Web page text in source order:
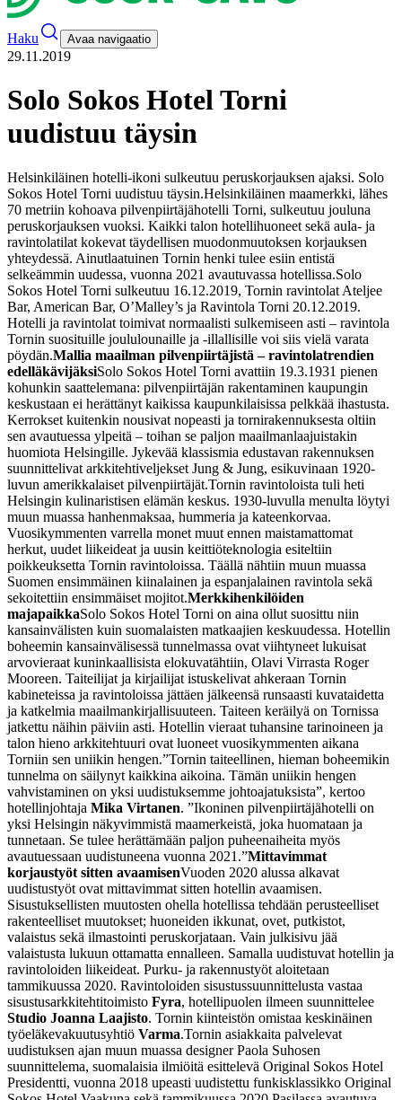
Haku Avaa navigaatio
29.11.2019
Solo Sokos Hotel Torni
uudistuu täysin
Helsinkiläinen hotelli-ikoni sulkeutuu peruskorjauksen ajaksi. Solo
Sokos Hotel Torni uudistuu täysin.Helsinkiläinen maamerkki, lähes
70 metriin kohoava pilvenpiirtäjähotelli Torni, sulkeutuu jouluna
peruskorjauksen vuoksi. Kaikki talon hotellihuoneet sekä aula- ja
ravintolatilat kokevat täydellisen muodonmuutoksen korjauksen
yhteydessä. Ainutlaatuinen Tornin henki tulee esiin entistä
selkeämmin uudessa, vuonna 2021 avautuvassa hotellissa.Solo
Sokos Hotel Torni sulkeutuu 16.12.2019, Tornin ravintolat Ateljee
Bar, American Bar, O’Malley’s ja Ravintola Torni 20.12.2019.
Hotelli ja ravintolat toimivat normaalisti sulkemiseen asti – ravintola
Tornin suosituille joululounaille ja -illallisille voi siis vielä varata
pöydän.Mallia maailman pilvenpiirtäjistä – ravintolatrendien
edelläkävijäksiSolo Sokos Hotel Torni avattiin 19.3.1931 pienen
kohunkin saattelemana: pilvenpiirtäjän rakentaminen kaupungin
keskustaan ei herättänyt kaikissa kaupunkilaisissa pelkkää ihastusta.
Kerrokset kuitenkin nousivat nopeasti ja tornirakennuksesta oltiin
sen avautuessa ylpeitä – toihan se paljon maailmanlaajuistakin
huomiota Helsingille. Jykevää klassismia edustavan rakennuksen
suunnittelivat arkkitehtiveljekset Jung & Jung, esikuvinaan 1920-
luvun amerikkalaiset pilvenpiirtäjät.Tornin ravintoloista tuli heti
Helsingin kulinaristisen elämän keskus. 1930-luvulla menulta löytyi
muun muassa hanhenmaksaa, hummeria ja kateenkorvaa.
Vuosikymmenten varrella monet muut ennen maistamattomat
herkut, uudet liikeideat ja uusin keittiöteknologia esiteltiin
poikkeuksetta Tornin ravintoloissa. Täällä nähtiin muun muassa
Suomen ensimmäinen kiinalainen ja espanjalainen ravintola sekä
sekoitettiin ensimmäiset mojitot.Merkkihenkilöiden
majapaikkaSolo Sokos Hotel Torni on aina ollut suosittu niin
kansainvälisten kuin suomalaisten matkaajien keskuudessa. Hotellin
boheemin kansainvälisessä tunnelmassa ovat viihtyneet lukuisat
arvovieraat kuninkaallisista elokuvatähtiin, Olavi Virrasta Roger
Mooreen. Taiteilijat ja kirjailijat istuskelivat ahkeraan Tornin
kabineteissa ja ravintoloissa jättäen jälkeensä runsaasti kuvataidetta
ja katkelmia maailmankirjallisuuteen. Taiteen keräilyä on Tornissa
jatkettu näihin päiviin asti. Hotellin vieraat tuhansine tarinoineen ja
talon hieno arkkitehtuuri ovat luoneet vuosikymmenten aikana
Torniin sen uniikin hengen.”Tornin taiteellinen, hieman boheemikin
tunnelma on säilynyt kaikkina aikoina. Tämän uniikin hengen
vahvistaminen on yksi uudistuksemme johtoajatuksista”, kertoo
hotellinjohtaja Mika Virtanen. ”Ikoninen pilvenpiirtäjähotelli on
yksi Helsingin näkyvimmistä maamerkeistä, joka huomataan ja
tunnetaan. Se tulee herättämään paljon puheenaiheita myös
avautuessaan uudistuneena vuonna 2021.”Mittavimmat
korjaustyöt sitten avaamisenVuoden 2020 alussa alkavat
uudistustyöt ovat mittavimmat sitten hotellin avaamisen.
Sisustuksellisten muutosten ohella hotellissa tehdään perusteelliset
rakenteelliset muutokset; huoneiden ikkunat, ovet, putkistot,
valaistus sekä ilmastointi peruskorjataan. Vain julkisivu jää
valaistusta lukuun ottamatta ennalleen. Samalla uudistuvat hotellin ja
ravintoloiden liikeideat. Purku- ja rakennustyöt aloitetaan
tammikuussa 2020. Ravintoloiden sisustussuunnittelusta vastaa
sisustusarkkitehtitoimisto Fyra, hotellipuolen ilmeen suunnittelee
Studio Joanna Laajisto. Tornin kiinteistön omistaa keskinäinen
työeläkevakuutusyhtiö Varma.Tornin asiakkaita palvelevat
uudistuksen ajan muun muassa designer Paola Suhosen
suunnittelema, suomalaisia ilmiöitä esittelevä Original Sokos Hotel
Presidentti, vuonna 2018 upeasti uudistettu funkisklassikko Original